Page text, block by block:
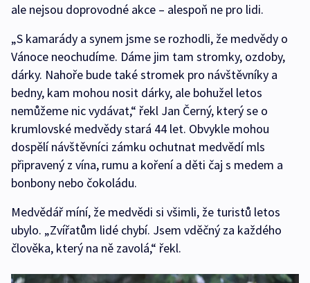
ale nejsou doprovodné akce – alespoň ne pro lidi.
„S kamarády a synem jsme se rozhodli, že medvědy o
Vánoce neochudíme. Dáme jim tam stromky, ozdoby,
dárky. Nahoře bude také stromek pro návštěvníky a
bedny, kam mohou nosit dárky, ale bohužel letos
nemůžeme nic vydávat,“ řekl Jan Černý, který se o
krumlovské medvědy stará 44 let. Obvykle mohou
dospělí návštěvníci zámku ochutnat medvědí mls
připravený z vína, rumu a koření a děti čaj s medem a
bonbony nebo čokoládu.
Medvědář míní, že medvědi si všimli, že turistů letos
ubylo. „Zvířatům lidé chybí. Jsem vděčný za každého
člověka, který na ně zavolá,“ řekl.